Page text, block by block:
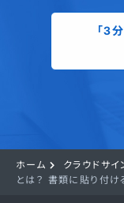
「3
ホーム クラウドサイ
とは？ 書類に貼り付